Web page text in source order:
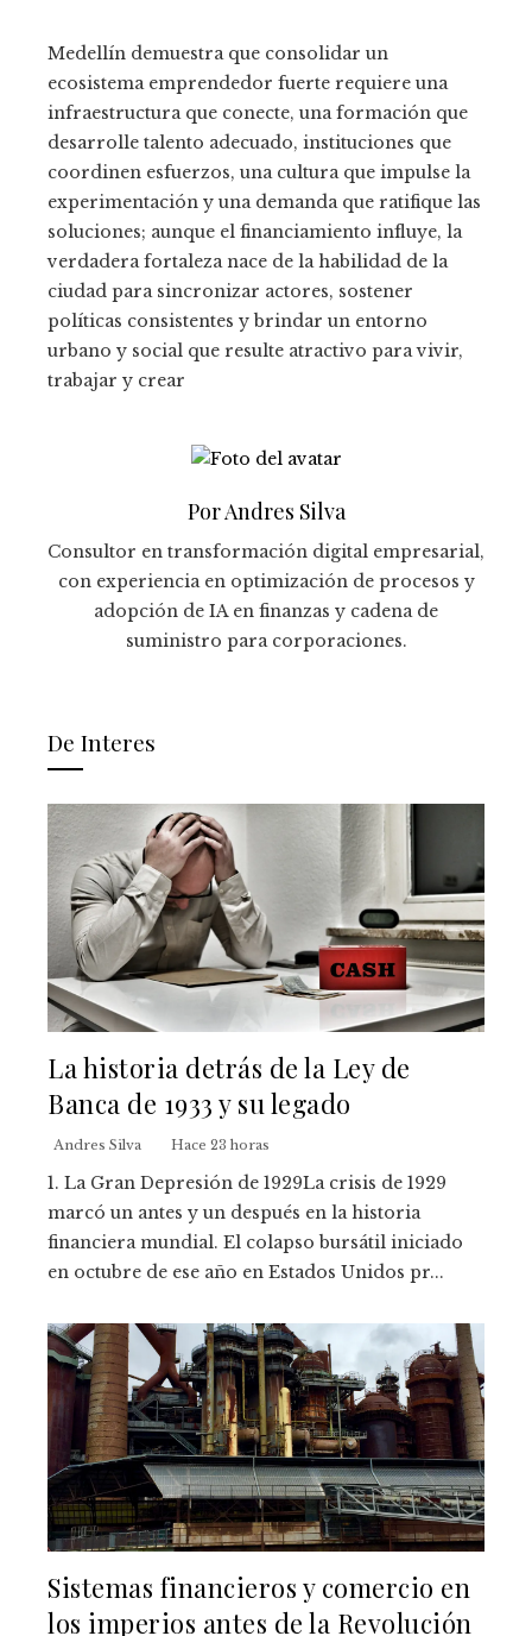
Medellín demuestra que consolidar un
ecosistema emprendedor fuerte requiere una
infraestructura que conecte, una formación que
desarrolle talento adecuado, instituciones que
coordinen esfuerzos, una cultura que impulse la
experimentación y una demanda que ratifique las
soluciones; aunque el financiamiento influye, la
verdadera fortaleza nace de la habilidad de la
ciudad para sincronizar actores, sostener
políticas consistentes y brindar un entorno
urbano y social que resulte atractivo para vivir,
trabajar y crear
Por Andres Silva
Consultor en transformación digital empresarial,
con experiencia en optimización de procesos y
adopción de IA en finanzas y cadena de
suministro para corporaciones.
De Interes
La historia detrás de la Ley de
Banca de 1933 y su legado
Andres Silva Hace 23 horas
1. La Gran Depresión de 1929La crisis de 1929
marcó un antes y un después en la historia
financiera mundial. El colapso bursátil iniciado
en octubre de ese año en Estados Unidos pr...
Sistemas financieros y comercio en
los imperios antes de la Revolución